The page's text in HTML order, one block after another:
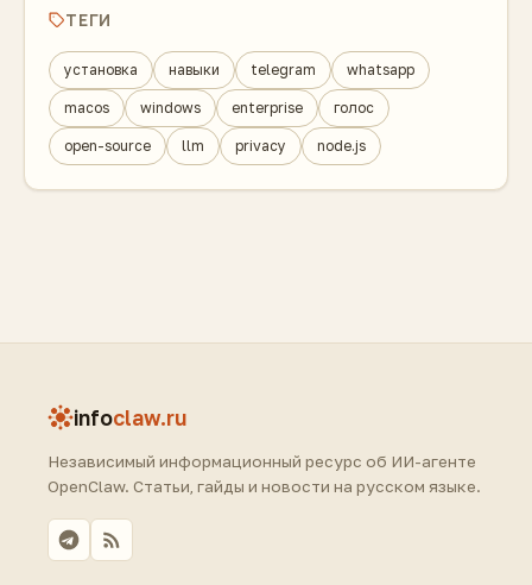
ТЕГИ
установка навыки telegram whatsapp
macos windows enterprise голос
open-source llm privacy node.js
infoclaw.ru
Независимый информационный ресурс об ИИ-агенте
OpenClaw. Статьи, гайды и новости на русском языке.